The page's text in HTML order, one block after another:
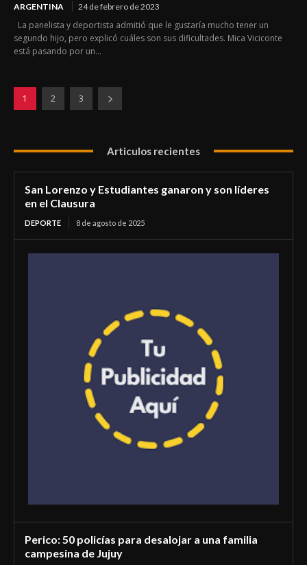
ARGENTINA 24 de febrero de 2023
La panelista y deportista admitió que le gustaría mucho tener un
segundo hijo, pero explicó cuáles son sus dificultades. Mica Viciconte
está pasando por un...
1 2 3
Articulos recientes
San Lorenzo y Estudiantes ganaron y son líderes
en el Clausura
DEPORTE 8 de agosto de 2025
Perico: 50 policías para desalojar a una familia
campesina de Jujuy